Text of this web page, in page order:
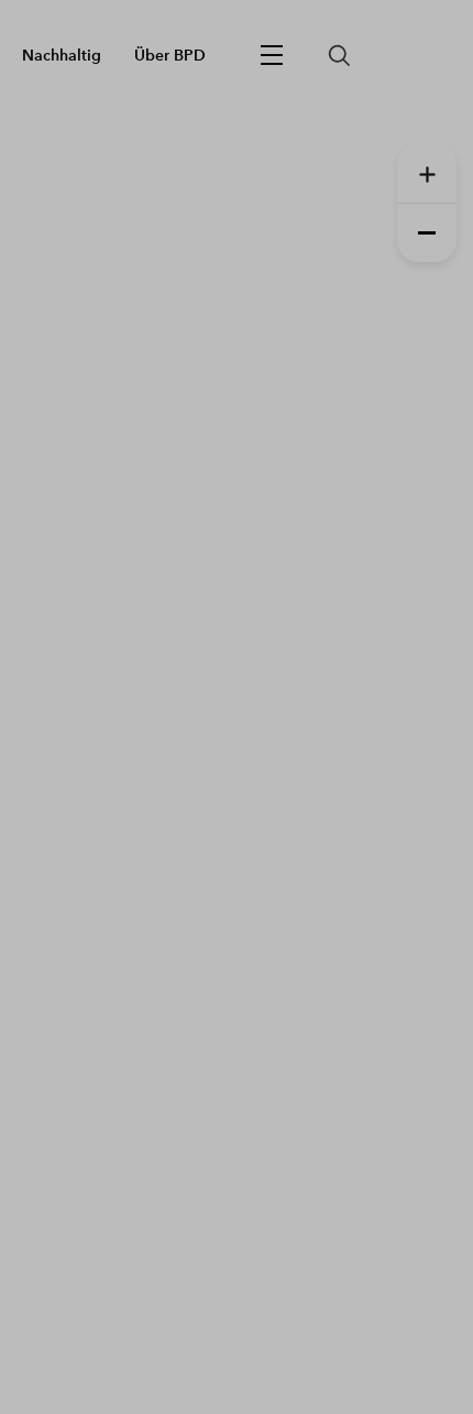
Nachhaltig Über BPD